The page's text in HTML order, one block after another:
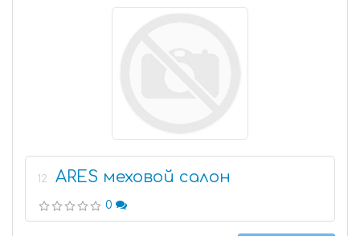
12 АRES меховой салон
0